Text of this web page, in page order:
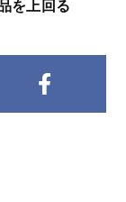
を上回る